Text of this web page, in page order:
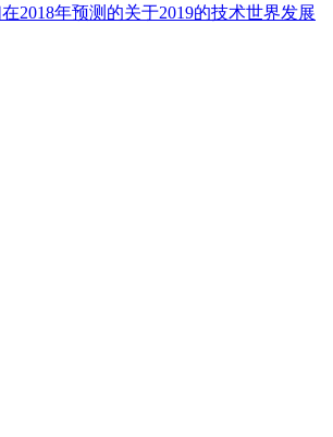
2018年预测的关于2019的技术世界发展